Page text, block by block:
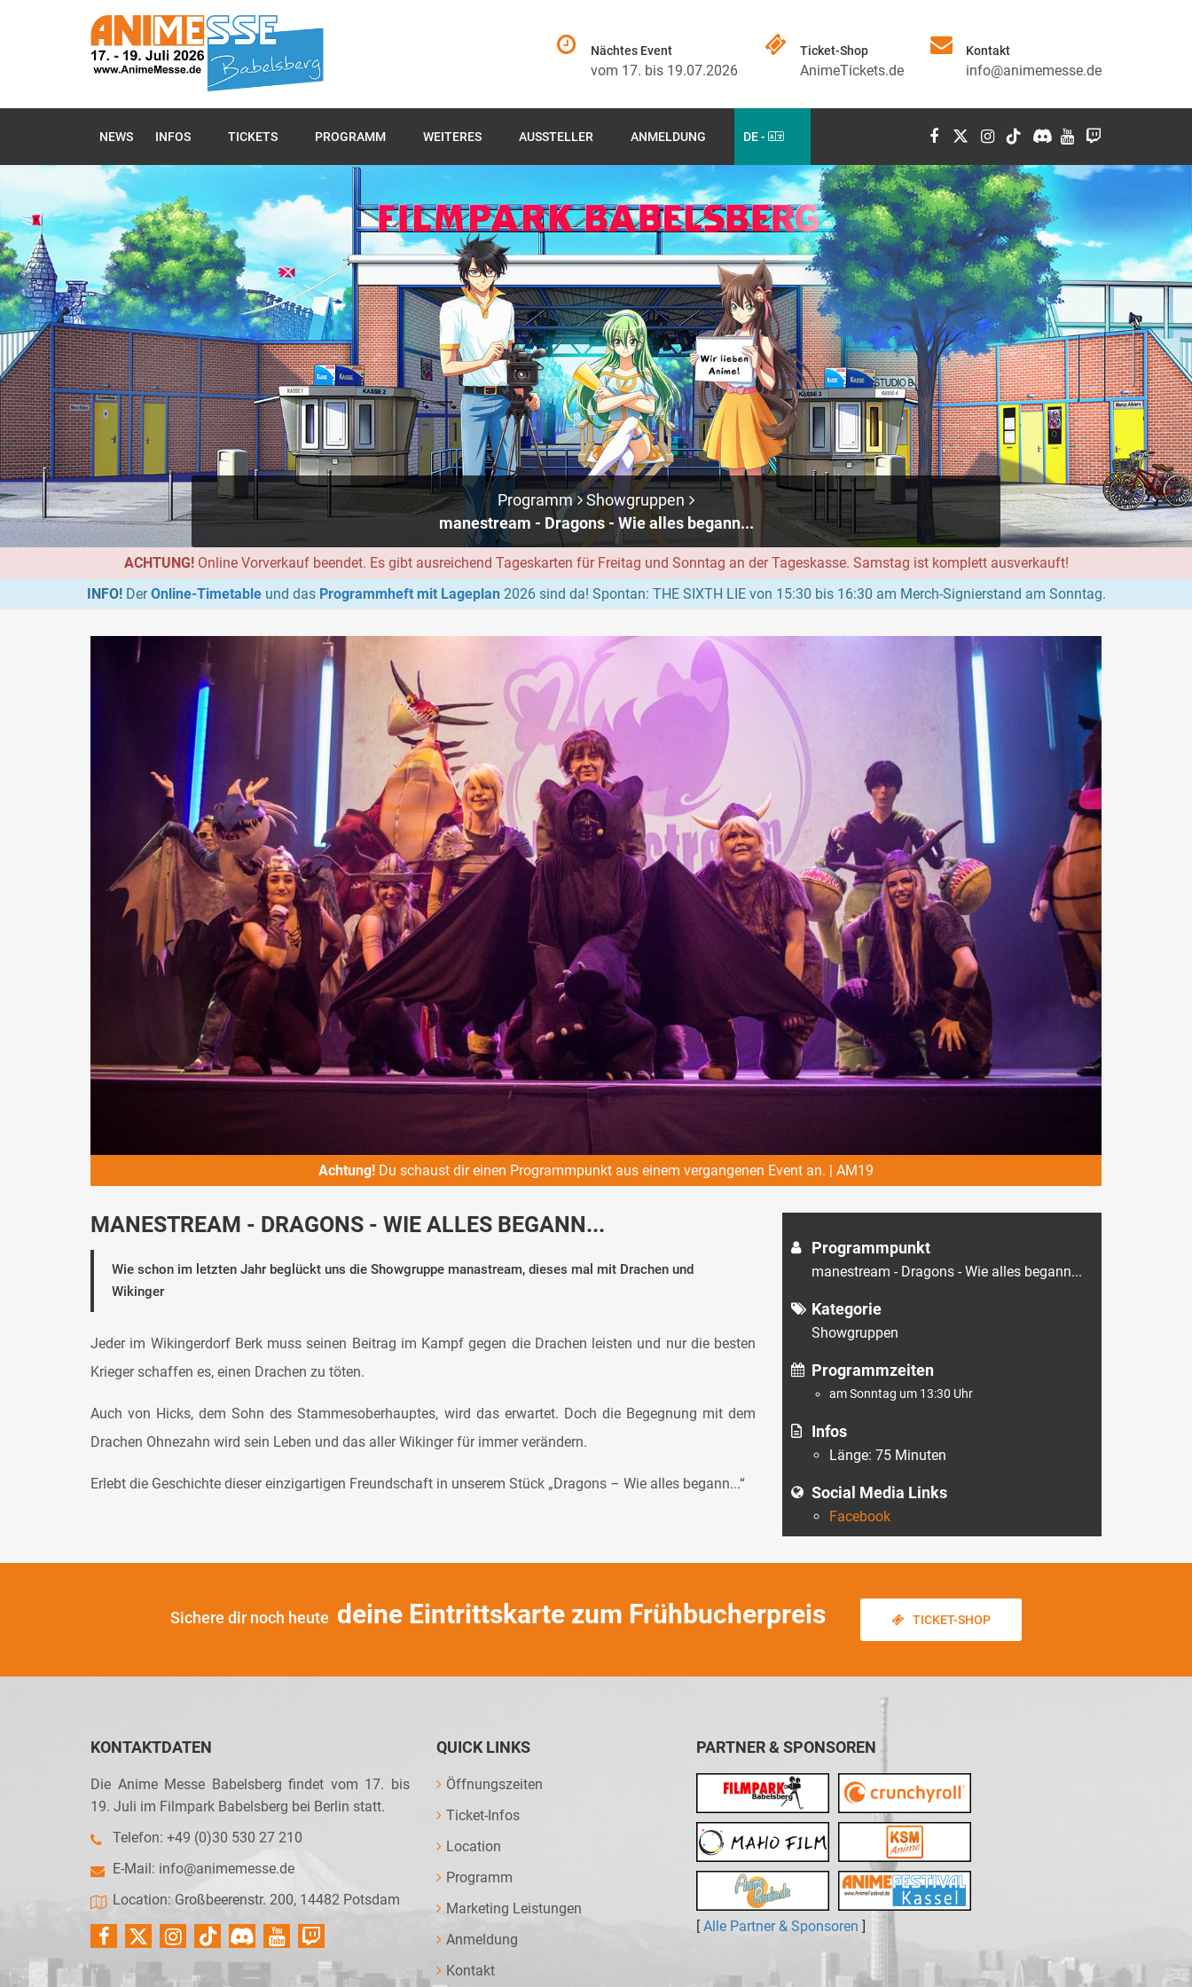
Nächtes Event
vom 17. bis 19.07.2026
Ticket-Shop
AnimeTickets.de
Kontakt
info@animemesse.de
NEWS INFOS TICKETS PROGRAMM WEITERES AUSSTELLER ANMELDUNG DE -
Programm
Showgruppen
manestream - Dragons - Wie alles begann...
ACHTUNG!Online Vorverkauf beendet. Es gibt ausreichend Tageskarten für Freitag und Sonntag an der Tageskasse. Samstag ist komplett ausverkauft!
INFO!DerOnline-Timetableund das Programmheft mit Lageplan 2026 sind da! Spontan: THE SIXTH LIE von 15:30 bis 16:30 am Merch-Signierstand am Sonntag.
Achtung! Du schaust dir einen Programmpunkt aus einem vergangenen Event an. | AM19
MANESTREAM - DRAGONS - WIE ALLES BEGANN...
Wie schon im letzten Jahr beglückt uns die Showgruppe manastream, dieses mal mit Drachen und
Wikinger
Jeder im Wikingerdorf Berk muss seinen Beitrag im Kampf gegen die Drachen leisten und nur die besten
Krieger schaffen es, einen Drachen zu töten.
Auch von Hicks, dem Sohn des Stammesoberhauptes, wird das erwartet. Doch die Begegnung mit dem
Drachen Ohnezahn wird sein Leben und das aller Wikinger für immer verändern.
Erlebt die Geschichte dieser einzigartigen Freundschaft in unserem Stück „Dragons – Wie alles begann...“
Programmpunkt
manestream - Dragons - Wie alles begann...
Kategorie
Showgruppen
Programmzeiten
am Sonntag um 13:30 Uhr
Infos
Länge: 75 Minuten
Social Media Links
Facebook
Sichere dir noch heute deine Eintrittskarte zum Frühbucherpreis TICKET-SHOP
KONTAKTDATEN
Die Anime Messe Babelsberg findet vom 17. bis
19. Juli im Filmpark Babelsberg bei Berlin statt.
Telefon: +49 (0)30 530 27 210
E-Mail: info@animemesse.de
Location: Großbeerenstr. 200, 14482 Potsdam
QUICK LINKS
Öffnungszeiten
Ticket-Infos
Location
Programm
Marketing Leistungen
Anmeldung
Kontakt
PARTNER & SPONSOREN
[ Alle Partner & Sponsoren ]